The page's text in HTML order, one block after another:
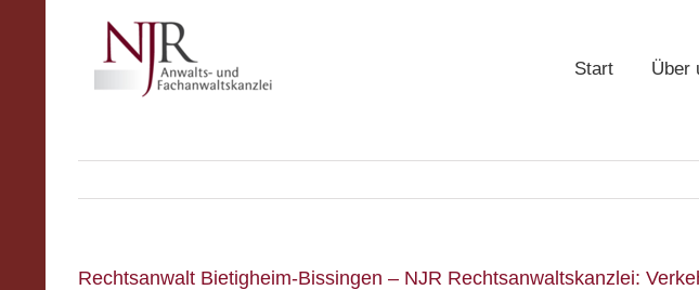
Start Über
Rechtsanwalt Bietigheim-Bissingen – NJR Rechtsanwaltskanzlei: